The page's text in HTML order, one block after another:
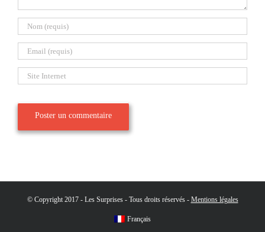
© Copyright 2017 - Les Surprises - Tous droits réservés - Mentions légales
Français